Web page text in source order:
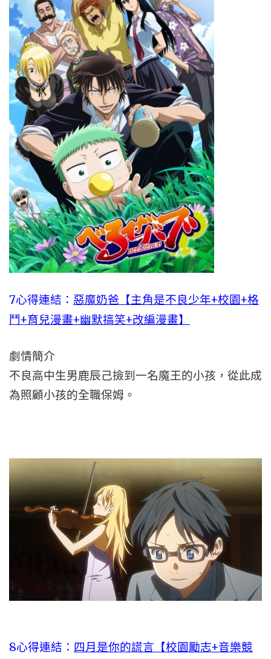
7心得連結： 惡魔奶爸【主角是不良少年+校園+格
鬥+育兒漫畫+幽默搞笑+改編漫畫】
劇情簡介
不良高中生男鹿辰己撿到一名魔王的小孩，從此成
為照顧小孩的全職保姆。
8心得連結： 四月是你的謊言【校園勵志+音樂競